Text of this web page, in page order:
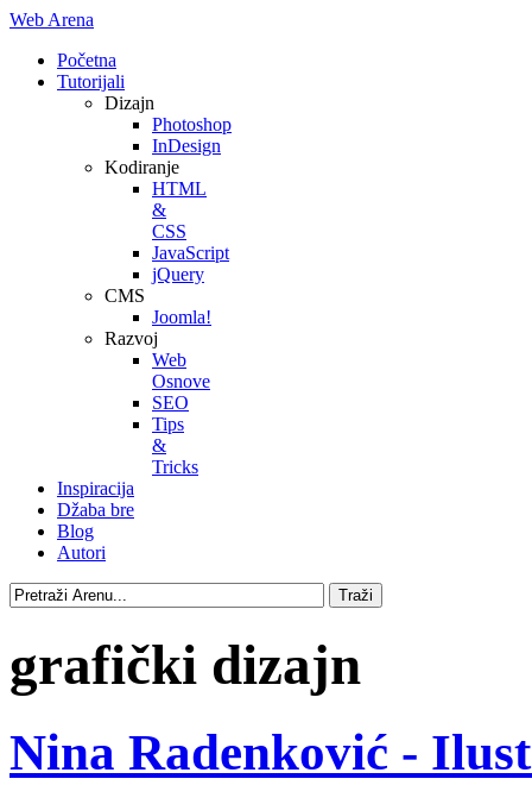
Web Arena
Početna
Tutorijali
Dizajn
Photoshop
InDesign
Kodiranje
HTML
&
CSS
JavaScript
jQuery
CMS
Joomla!
Razvoj
Web
Osnove
SEO
Tips
&
Tricks
Inspiracija
Džaba bre
Blog
Autori
grafički dizajn
Nina Radenković -